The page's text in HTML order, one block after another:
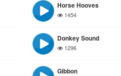
Horse Hooves
1454
Donkey Sound
1296
Gibbon